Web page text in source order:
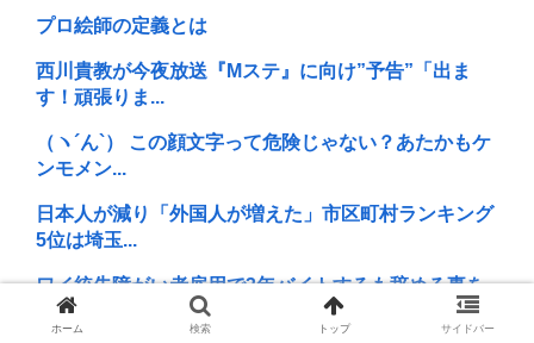
プロ絵師の定義とは
西川貴教が今夜放送『Mステ』に向け”予告”「出ま
す！頑張りま...
（ヽ´ん`） この顔文字って危険じゃない？あたかもケ
ンモメン...
日本人が減り「外国人が増えた」市区町村ランキング
5位は埼玉...
ワイ統失障がい者雇用で3年バイトするも辞める事を
決意
ホーム 検索 トップ サイドバー